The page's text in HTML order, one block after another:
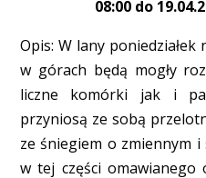
08:00 do
Opis: W lany
w górach będą mogły
liczne komórki jak i
przyniosą ze sobą
ze śniegiem o zmiennym
w tej części omawianego